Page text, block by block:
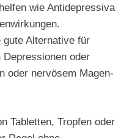
wie Antidepressiva
Alternative für
oder
oder nervösem Magen-
Tabletten, Tropfen oder